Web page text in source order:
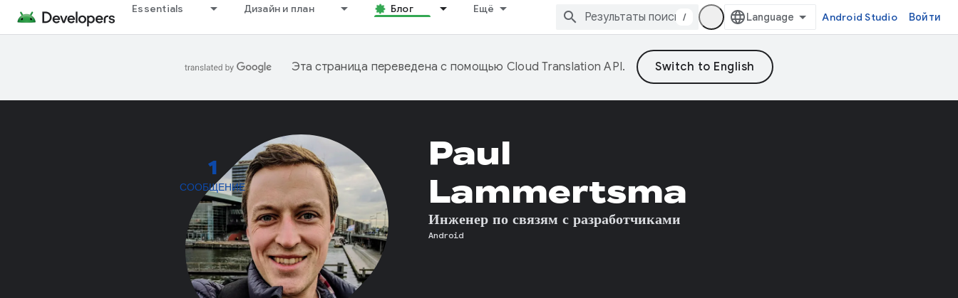
Essentials Дизайн и план Блог Ещё
/ Android Studio Войти
Эта страница переведена с помощью Cloud Translation API.
1
СООБЩЕНИЕ
Paul
Lammertsma
Инженер по связям с разработчиками
Android